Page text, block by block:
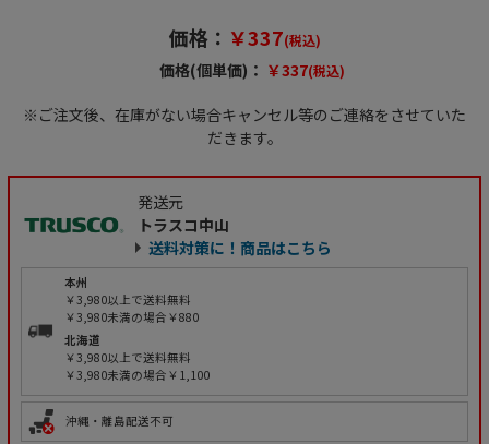
価格： ￥337(税込)
価格(個単価)： ￥337(税込)
※ご注文後、在庫がない場合キャンセル等のご連絡をさせていた
だきます。
発送元
トラスコ中山
送料対策に！商品はこちら
本州
￥3,980以上で送料無料
￥3,980未満の場合￥880
北海道
￥3,980以上で送料無料
￥3,980未満の場合￥1,100
沖縄・離島配送不可